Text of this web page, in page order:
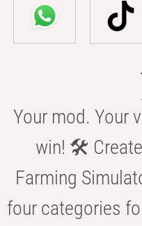
Your mod. Your
win! 🛠️
Farming
four categories